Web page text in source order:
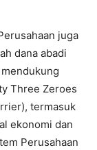
juga
dana abadi
Three Zeroes
termasuk
ekonomi dan
Perusahaan